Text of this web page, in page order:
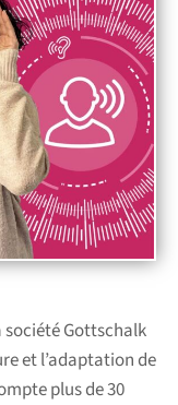
société Gottschalk
et l’adaptation de
plus de 30